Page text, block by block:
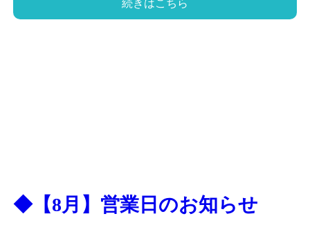
続きはこちら
◆【8月】営業日のお知らせ